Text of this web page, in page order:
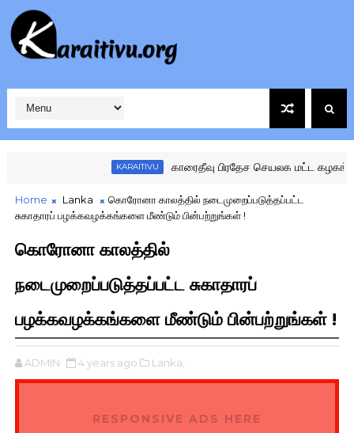
KARAITIVU காரைதீவு பிரதேச செயலக மட்ட
Home Lanka
கொரோனா காலத்தில் நடைமுறைப்படுத்தப்பட்ட
சுகாதாரப் பழக்கவழக்கங்களை மீண்டும் பின்பற்றுங்கள் !
கொரோனா காலத்தில்
நடைமுறைப்படுத்தப்பட்ட சுகாதாரப்
பழக்கவழக்கங்களை மீண்டும் பின்பற்றுங்கள் !
ADMIN 4 years ago Lanka,
RESPONSIVE ADS HERE